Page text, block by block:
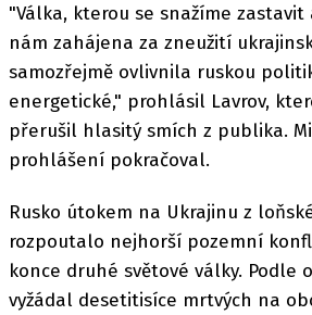
"Válka, kterou se snažíme
nám zahájena za zneužití
samozřejmě ovlivnila ruskou
energetické," prohlásil Lavrov,
přerušil hlasitý smích z publika.
prohlášení pokračoval.
Rusko útokem na Ukrajinu z
rozpoutalo nejhorší pozemní
konce druhé světové války. Podle
vyžádal desetitisíce mrtvých na